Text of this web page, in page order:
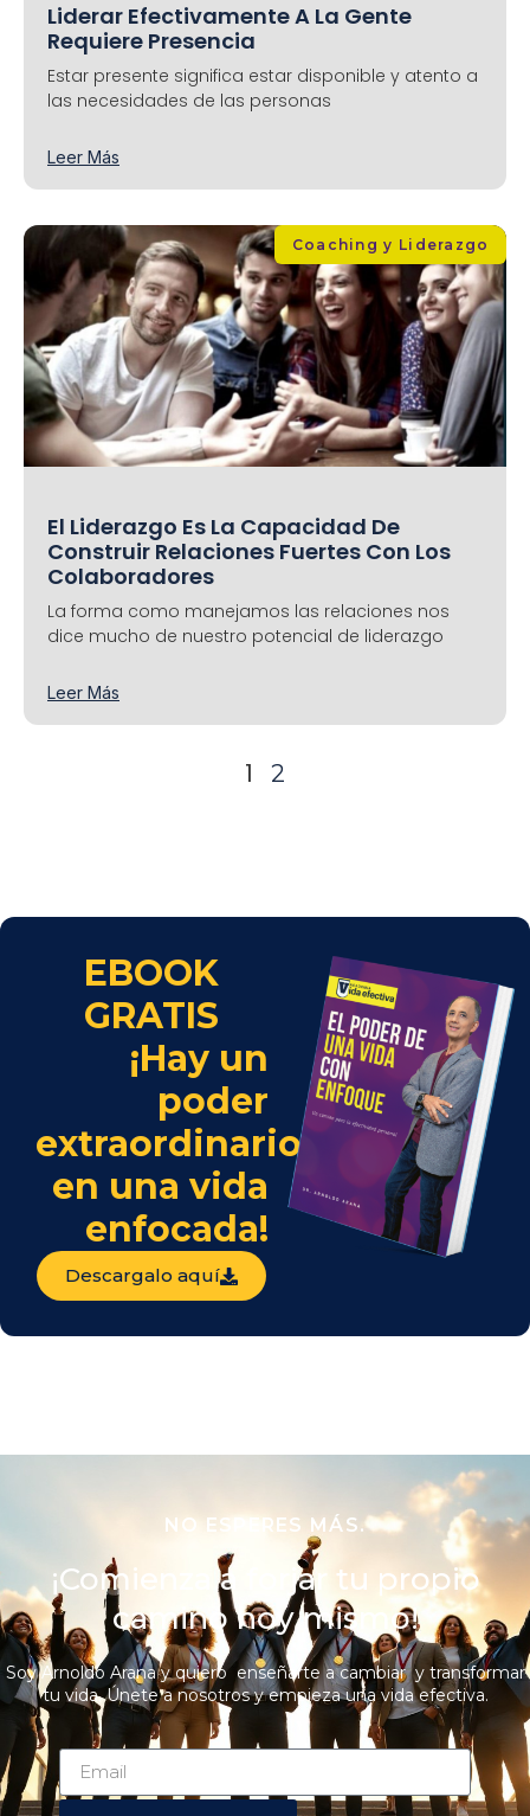
Liderar Efectivamente A La Gente
Requiere Presencia
Estar presente significa estar disponible y atento a
las necesidades de las personas
Leer Más
Coaching y Liderazgo
El Liderazgo Es La Capacidad De
Construir Relaciones Fuertes Con Los
Colaboradores
La forma como manejamos las relaciones nos
dice mucho de nuestro potencial de liderazgo
Leer Más
1 2
EBOOK
GRATIS
¡Hay un
poder
extraordinario
en una vida
enfocada!
Descargalo aquí
NO ESPERES MÁS.
¡Comienza a forjar tu propio
camino hoy mismo!
Soy Arnoldo Arana y quiero enseñarte a cambiar y transformar
tu vida. Únete a nosotros y empieza una vida efectiva.